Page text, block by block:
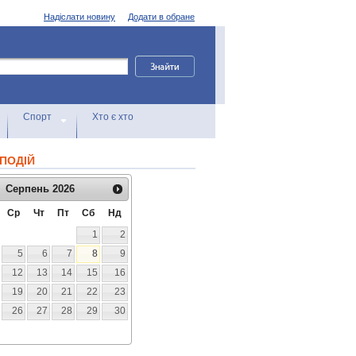
Додати в обране
Надіслати новину
Спорт Хто є хто
Серпень 2026
Ср Чт Пт Сб
Нд
1
2
5 6 7 8
9
12 13 14 15
16
19 20 21 22
23
26 27 28 29
30